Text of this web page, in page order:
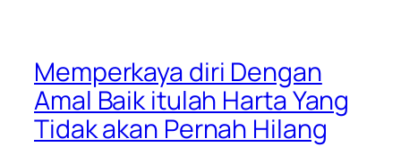
Memperkaya diri Dengan
Amal Baik itulah Harta Yang
Tidak akan Pernah Hilang